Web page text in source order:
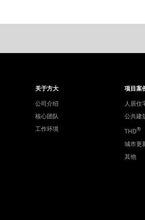
关于方大
公司介绍
核心团队
工作环境
项目案
人居住
公共建
THD®
城市更
其他